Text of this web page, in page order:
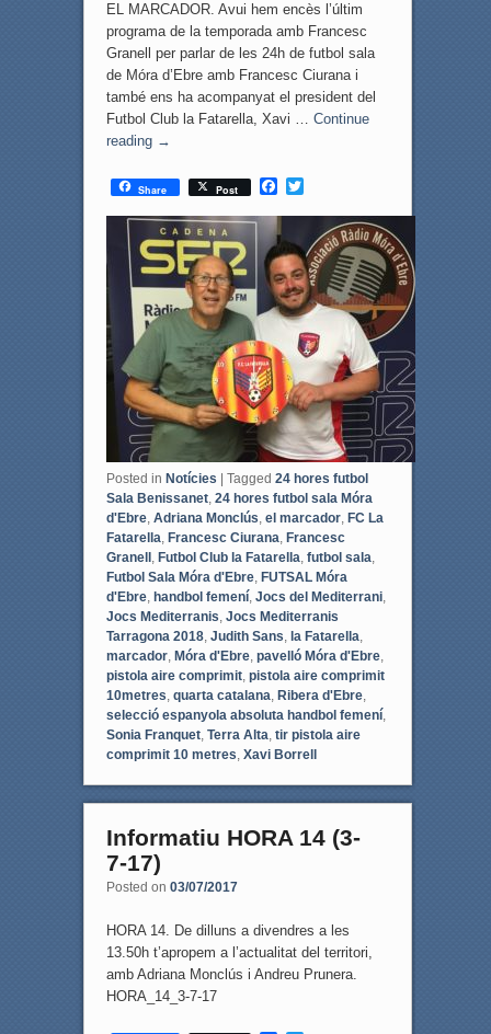
EL MARCADOR. Avui hem encès l’últim
programa de la temporada amb Francesc
Granell per parlar de les 24h de futbol sala
de Móra d’Ebre amb Francesc Ciurana i
també ens ha acompanyat el president del
Futbol Club la Fatarella, Xavi … Continue
reading →
Share Post
F
c
e
b
o
o
k
T
i
t
e
r
Posted in Notícies | Tagged 24 hores futbol
Sala Benissanet, 24 hores futbol sala Móra
d'Ebre, Adriana Monclús el marcador, FC La
Fatarella Francesc Ciurana Francesc
Granell, Futbol Club la Fatarella futbol sala
Futbol Sala Móra d'Ebre, FUTSAL Móra
d'Ebre, handbol femení, Jocs del Mediterrani,
Jocs Mediterranis Jocs Mediterranis
Tarragona 2018, Judith Sans la Fatarella
marcador, Móra d'Ebre, pavelló Móra d'Ebre,
pistola aire comprimit, pistola aire comprimit
10metres quarta catalana Ribera d'Ebre,
selecció espanyola absoluta handbol femení,
Sonia Franquet, Terra Alta tir pistola aire
comprimit 10 metres Xavi Borrell
Informatiu HORA 14 (3-
7-17)
Posted on 03/07/2017
HORA 14. De dilluns a divendres a les
13.50h t’apropem a l’actualitat del territori,
amb Adriana Monclús i Andreu Prunera.
HORA_14_3-7-17